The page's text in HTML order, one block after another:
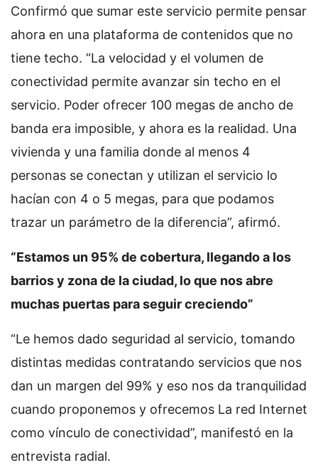
Confirmó que sumar este servicio permite pensar
ahora en una plataforma de contenidos que no
tiene techo. “La velocidad y el volumen de
conectividad permite avanzar sin techo en el
servicio. Poder ofrecer 100 megas de ancho de
banda era imposible, y ahora es la realidad. Una
vivienda y una familia donde al menos 4
personas se conectan y utilizan el servicio lo
hacían con 4 o 5 megas, para que podamos
trazar un parámetro de la diferencia”, afirmó.
“Estamos un 95% de cobertura, llegando a los
barrios y zona de la ciudad, lo que nos abre
muchas puertas para seguir creciendo”
“Le hemos dado seguridad al servicio, tomando
distintas medidas contratando servicios que nos
dan un margen del 99% y eso nos da tranquilidad
cuando proponemos y ofrecemos La red Internet
como vínculo de conectividad”, manifestó en la
entrevista radial.